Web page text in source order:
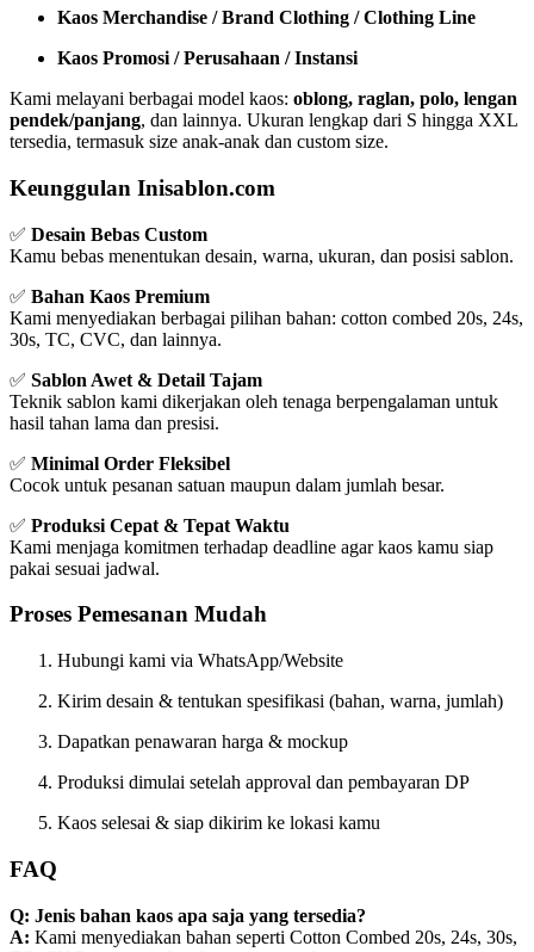
Kaos Merchandise / Brand Clothing / Clothing Line
Kaos Promosi / Perusahaan / Instansi
Kami melayani berbagai model kaos: oblong, raglan, polo, lengan
pendek/panjang, dan lainnya. Ukuran lengkap dari S hingga XXL
tersedia, termasuk size anak-anak dan custom size.
Keunggulan Inisablon.com
✅ Desain Bebas Custom
Kamu bebas menentukan desain, warna, ukuran, dan posisi sablon.
✅ Bahan Kaos Premium
Kami menyediakan berbagai pilihan bahan: cotton combed 20s, 24s,
30s, TC, CVC, dan lainnya.
✅ Sablon Awet & Detail Tajam
Teknik sablon kami dikerjakan oleh tenaga berpengalaman untuk
hasil tahan lama dan presisi.
✅ Minimal Order Fleksibel
Cocok untuk pesanan satuan maupun dalam jumlah besar.
✅ Produksi Cepat & Tepat Waktu
Kami menjaga komitmen terhadap deadline agar kaos kamu siap
pakai sesuai jadwal.
Proses Pemesanan Mudah
Hubungi kami via WhatsApp/Website
Kirim desain & tentukan spesifikasi (bahan, warna, jumlah)
Dapatkan penawaran harga & mockup
Produksi dimulai setelah approval dan pembayaran DP
Kaos selesai & siap dikirim ke lokasi kamu
FAQ
Q: Jenis bahan kaos apa saja yang tersedia?
A: Kami menyediakan bahan seperti Cotton Combed 20s, 24s, 30s,